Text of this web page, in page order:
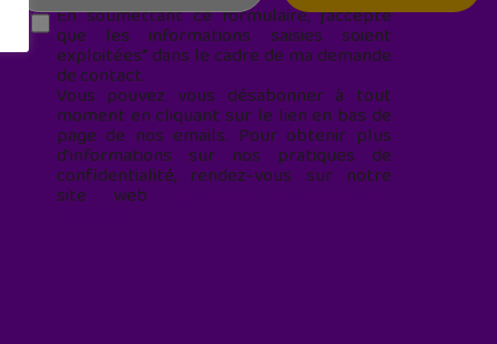
En soumettant ce formulaire, j’accepte
que les informations saisies soient
exploitées* dans le cadre de ma demande
de contact.
Vous pouvez vous désabonner à tout
moment en cliquant sur le lien en bas de
page de nos emails. Pour obtenir plus
d'informations sur nos pratiques de
confidentialité, rendez-vous sur notre
site web